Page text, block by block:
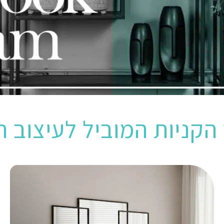
המוביל לעיצוב